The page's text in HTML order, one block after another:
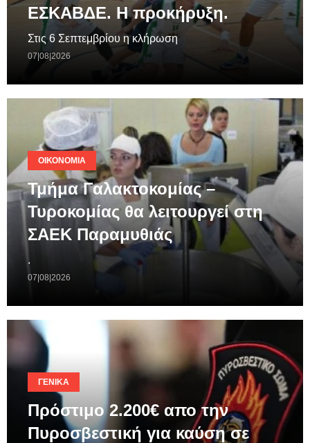
ΕΣΚΑΒΔΕ. Η προκήρυξη.
Στις 6 Σεπτεμβρίου η κλήρωση
07|08|2026
ΟΙΚΟΝΟΜΊΑ
Τμήμα Γαλακτοκομίας –
Τυροκομίας θα λειτουργεί στη
ΣΑΕΚ Παραμυθιάς
.
07|08|2026
ΓΕΝΙΚΆ
Πρόστιμο 2.200€ απο την
Πυροσβεστική για καύση σε